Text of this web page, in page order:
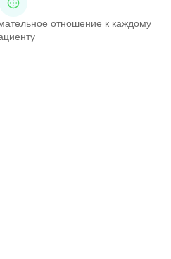
отношение к каждому